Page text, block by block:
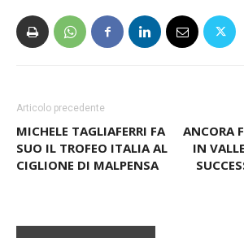
Articolo precedente
MICHELE TAGLIAFERRI FA
SUO IL TROFEO ITALIA AL
CIGLIONE DI MALPENSA
ANCORA
IN